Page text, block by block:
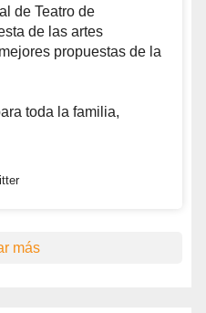
de Teatro de
de las artes
propuestas de la
toda la familia,
más